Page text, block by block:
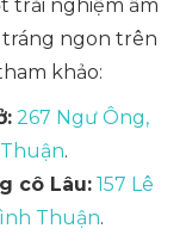
trải nghiệm ẩm
ngon trên
khảo:
267 Ngư Ông,
.
cô Lâu: 157 Lê
Thuận.